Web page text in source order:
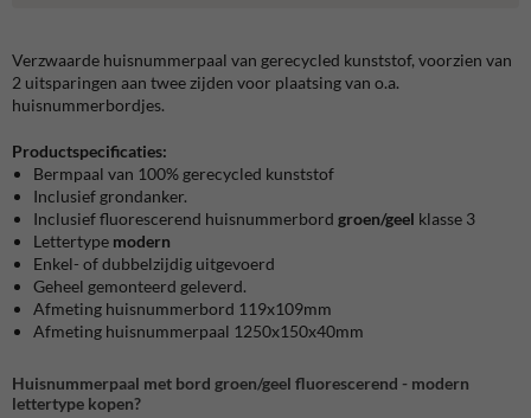
Verzwaarde huisnummerpaal van gerecycled kunststof, voorzien van
2 uitsparingen aan twee zijden voor plaatsing van o.a.
huisnummerbordjes.
Productspecificaties:
Bermpaal van 100% gerecycled kunststof
Inclusief grondanker.
Inclusief fluorescerend huisnummerbord groen/geel klasse 3
Lettertype modern
Enkel- of dubbelzijdig uitgevoerd
Geheel gemonteerd geleverd.
Afmeting huisnummerbord 119x109mm
Afmeting huisnummerpaal 1250x150x40mm
Huisnummerpaal met bord groen/geel fluorescerend - modern
lettertype kopen?